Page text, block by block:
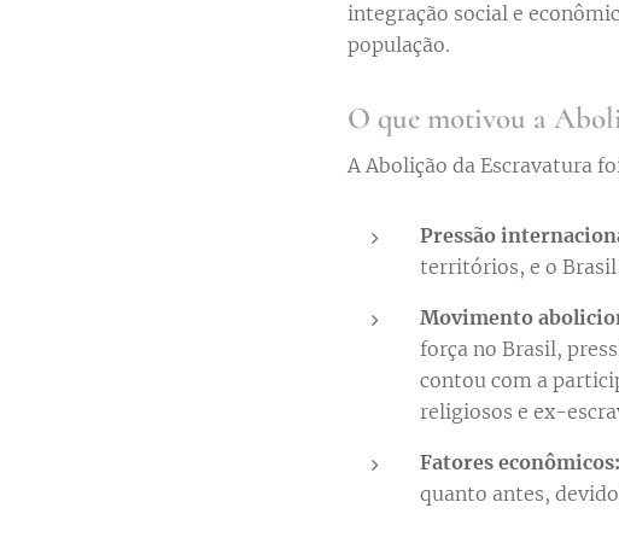
integração social e
população.
O que motivou a
A Abolição da Escravatura
Pressão
territórios, e o Brasil
Movimento
força no Brasil,
contou com a
religiosos e ex-
Fatores econômicos:
quanto antes,